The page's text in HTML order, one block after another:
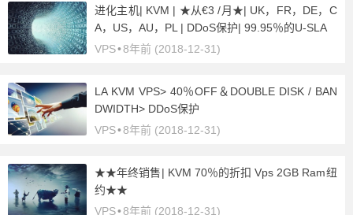
进化主机| KVM | ★从€3 /月★| UK，FR，DE，C
A，US，AU，PL | DDoS保护| 99.95％的U-SLA
VPS•8年前 (2018-12-31)
LA KVM VPS> 40％OFF＆DOUBLE DISK / BAN
DWIDTH> DDoS保护
VPS•8年前 (2018-12-31)
★★年终销售| KVM 70％的折扣 Vps 2GB Ram纽
约★★
VPS•8年前 (2018-12-31)